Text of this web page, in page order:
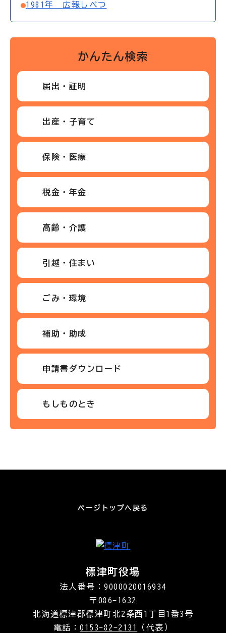
1981年 広報しべつ
かんたん検索
届出・証明
出産・子育て
保険・医療
税金・年金
高齢・介護
引越・住まい
ごみ・環境
補助・助成
申請書ダウンロード
もしものとき
ページトップへ戻る
標津町役場
法人番号：9000020016934
〒086-1632
北海道標津郡標津町北2条西1丁目1番3号
電話：0153-82-2131 （代表）